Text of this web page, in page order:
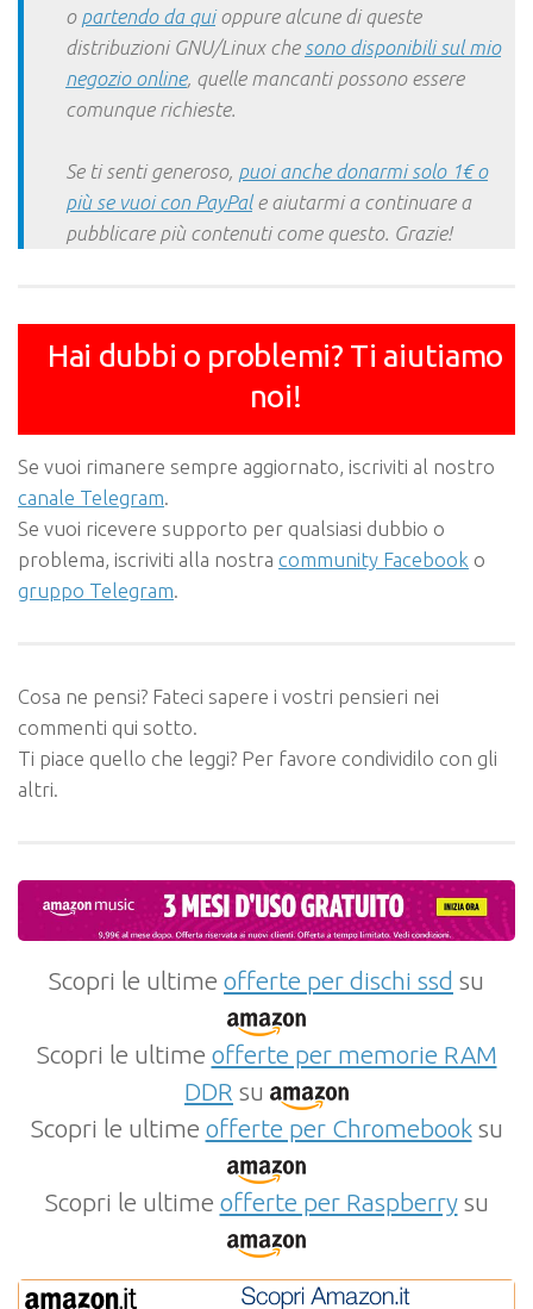
o partendo da quioppure alcune di queste
distribuzioni GNU/Linux che sono disponibili sul mio
negozio online, quelle mancanti possono essere
comunque richieste.
Se ti senti generoso, puoi anche donarmi solo 1€ o
più se vuoi con PayPale aiutarmi a continuare a
pubblicare più contenuti come questo. Grazie!
Hai dubbi o problemi? Ti aiutiamo
noi!
Se vuoi rimanere sempre aggiornato, iscriviti al nostro
canale Telegram
Se vuoi ricevere supporto per qualsiasi dubbio o
problema, iscriviti alla nostra community Facebook o
gruppo Telegram
Cosa ne pensi? Fateci sapere i vostri pensieri nei
commenti qui sotto.
Ti piace quello che leggi? Per favore condividilo con gli
altri.
Scopri le ultime offerte per dischi ssd su
Scopri le ultime offerte per memorie RAM
DDR su
Scopri le ultime offerte per Chromebooksu
Scopri le ultime offerte per Raspberrysu